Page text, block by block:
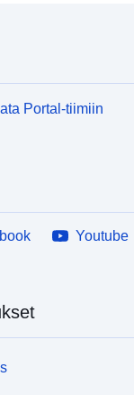
Portal-tiimiin
Youtube